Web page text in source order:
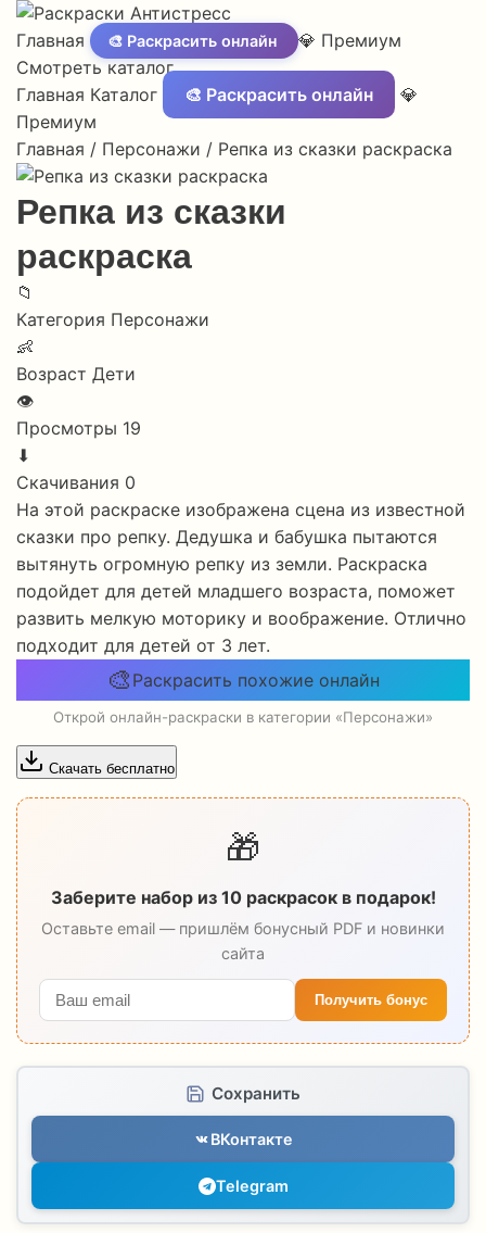
Главная 🎨 Раскрасить онлайн
💎 Премиум
Смотреть каталог
Главная Каталог 🎨 Раскрасить онлайн
💎
Премиум
Главная / Персонажи / Репка из сказки раскраска
Репка из сказки
раскраска
📁
Категория Персонажи
👶
Возраст Дети
👁
Просмотры 19
⬇
Скачивания 0
На этой раскраске изображена сцена из известной
сказки про репку. Дедушка и бабушка пытаются
вытянуть огромную репку из земли. Раскраска
подойдет для детей младшего возраста, поможет
развить мелкую моторику и воображение. Отлично
подходит для детей от 3 лет.
🎨 Раскрасить похожие онлайн
Открой онлайн-раскраски в категории «Персонажи»
Скачать бесплатно
🎁
Заберите набор из 10 раскрасок в подарок!
Оставьте email — пришлём бонусный PDF и новинки
сайта
Получить бонус
Сохранить
ВКонтакте
Telegram